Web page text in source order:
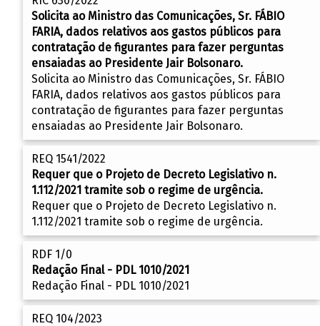
Solicita ao Ministro das Comunicações, Sr. FÁBIO
FARIA, dados relativos aos gastos públicos para
contratação de figurantes para fazer perguntas
ensaiadas ao Presidente Jair Bolsonaro.
Solicita ao Ministro das Comunicações, Sr. FÁBIO
FARIA, dados relativos aos gastos públicos para
contratação de figurantes para fazer perguntas
ensaiadas ao Presidente Jair Bolsonaro.
REQ 1541/2022
Requer que o Projeto de Decreto Legislativo n.
1.112/2021 tramite sob o regime de urgência.
Requer que o Projeto de Decreto Legislativo n.
1.112/2021 tramite sob o regime de urgência.
RDF 1/0
Redação Final - PDL 1010/2021
Redação Final - PDL 1010/2021
REQ 104/2023